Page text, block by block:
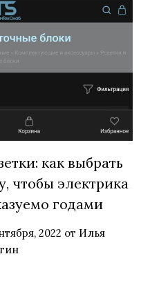
как выбрать
чтобы электрика
годами
2022 от Илья